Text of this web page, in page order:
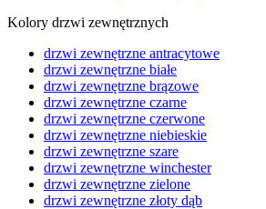
Kolory drzwi zewnętrznych
drzwi zewnętrzne antracytowe
drzwi zewnętrzne białe
drzwi zewnętrzne brązowe
drzwi zewnętrzne czarne
drzwi zewnętrzne czerwone
drzwi zewnętrzne niebieskie
drzwi zewnętrzne szare
drzwi zewnętrzne winchester
drzwi zewnętrzne zielone
drzwi zewnętrzne złoty dąb